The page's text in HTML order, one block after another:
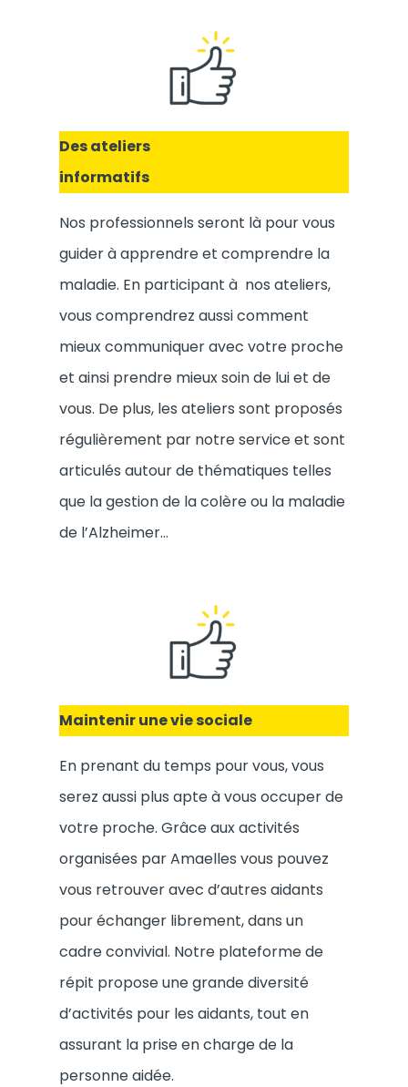
Des ateliers
informatifs
Nos professionnels seront là pour vous
guider à apprendre et comprendre la
maladie. En participant à nos ateliers,
vous comprendrez aussi comment
mieux communiquer avec votre proche
et ainsi prendre mieux soin de lui et de
vous. De plus, les ateliers sont proposés
régulièrement par notre service et sont
articulés autour de thématiques telles
que la gestion de la colère ou la maladie
de l’Alzheimer…
Maintenir une vie sociale
En prenant du temps pour vous, vous
serez aussi plus apte à vous occuper de
votre proche. Grâce aux activités
organisées par Amaelles vous pouvez
vous retrouver avec d’autres aidants
pour échanger librement, dans un
cadre convivial. Notre plateforme de
répit propose une grande diversité
d’activités pour les aidants, tout en
assurant la prise en charge de la
personne aidée.